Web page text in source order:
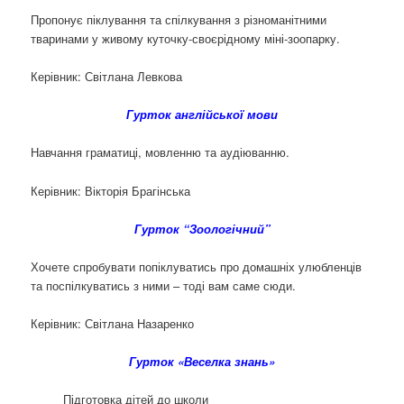
Пропонує піклування та спілкування з різноманітними
тваринами у живому куточку-своєрідному міні-зоопарку.
Керівник: Світлана Левкова
Гурток англійської мови
Навчання граматиці, мовленню та аудіюванню.
Керівник: Вікторія Брагінська
Гурток “Зоологічний”
Хочете спробувати попіклуватись про домашніх улюбленців
та поспілкуватись з ними – тоді вам саме сюди.
Керівник: Світлана Назаренко
Гурток «Веселка знань»
Підготовка дітей до школи